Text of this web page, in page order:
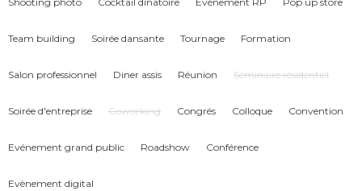
Team building Soirée dansante Tournage Formation
Salon professionnel Diner assis Réunion Séminaire résidentiel
Soirée d'entreprise Coworking Congrés Colloque Convention
Evénement grand public Roadshow Conférence
Evènement digital